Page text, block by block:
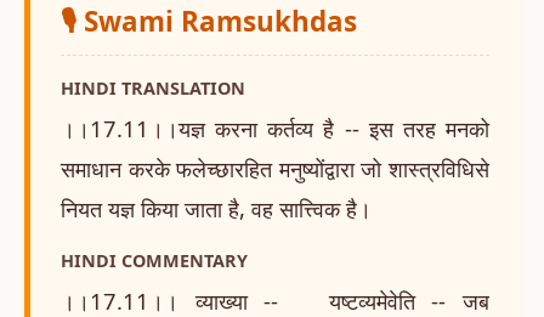
🎙️ Swami Ramsukhdas
HINDI TRANSLATION
।।17.11।।यज्ञ करना कर्तव्य है -- इस तरह मनको
समाधान करके फलेच्छारहित मनुष्योंद्वारा जो शास्त्रविधिसे
नियत यज्ञ किया जाता है, वह सात्त्विक है।
HINDI COMMENTARY
।।17.11।। व्याख्या -- यष्टव्यमेवेति -- जब